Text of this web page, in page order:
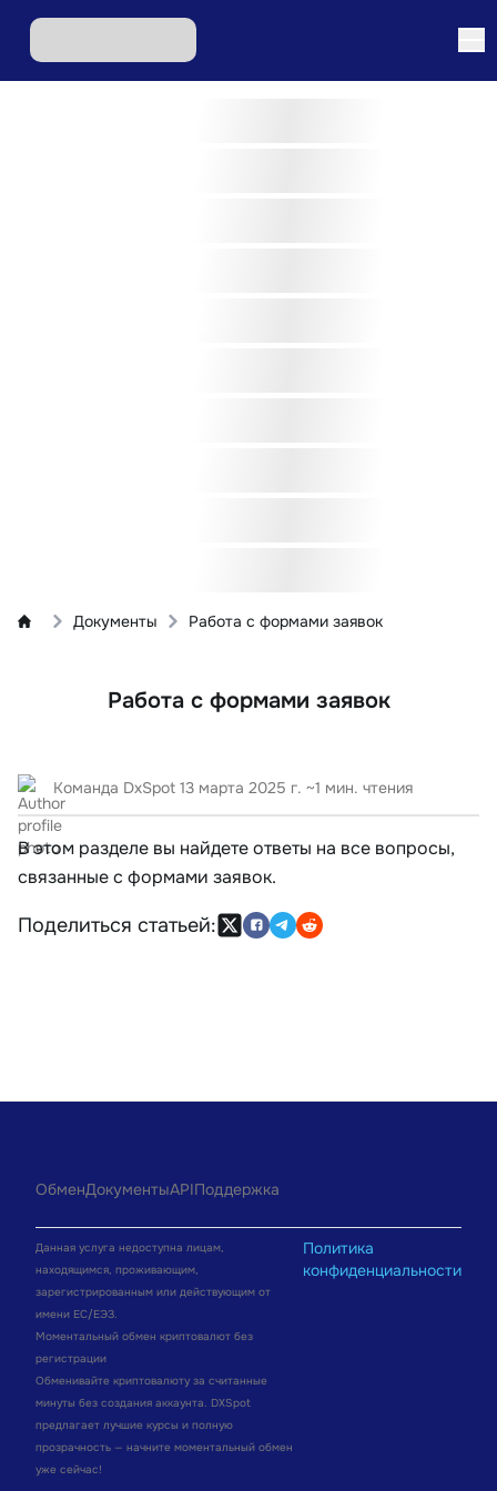
Документы Работа с формами заявок
Работа с формами заявок
Команда DxSpot 13 марта 2025 г. ~1 мин. чтения
В этом разделе вы найдете ответы на все вопросы,
связанные с формами заявок.
Поделиться статьей:
ОбменДокументыAPIПоддержка
Данная услуга недоступна лицам,
находящимся, проживающим,
зарегистрированным или действующим от
имени ЕС/ЕЭЗ.
Моментальный обмен криптовалют без
регистрации
Обменивайте криптовалюту за считанные
минуты без создания аккаунта. DXSpot
предлагает лучшие курсы и полную
прозрачность — начните моментальный обмен
уже сейчас!
Политика
конфиденциальности